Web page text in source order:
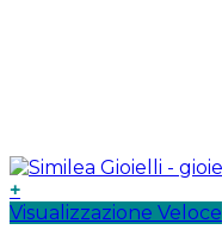
+
Visualizzazione Veloce